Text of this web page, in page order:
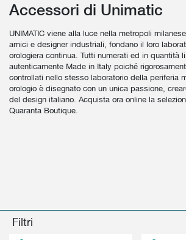
UOMO
NEW IN
ABBIGLIAMENTO
SCARPE
ACCESSORI
DONNA
NEW IN
ABBIGLIAMENTO
BORSE
SCARPE
BRAND
UOMO
DONNA
SALDI
SALDI UOMO
SALDI DONNA
Accessori di Unimatic
UNIMATIC viene alla luce nella metropoli
amici e designer industriali, fondano il loro
orologiera continua. Tutti numerati ed in quantità
autenticamente Made in Italy poiché
controllati nello stesso laboratorio della periferia
orologio è disegnato con un unica passione,
del design italiano. Acquista ora online la
Quaranta Boutique.
Filtri